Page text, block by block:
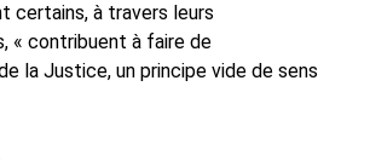
certains, à travers leurs
« contribuent à faire de
la Justice, un principe vide de sens